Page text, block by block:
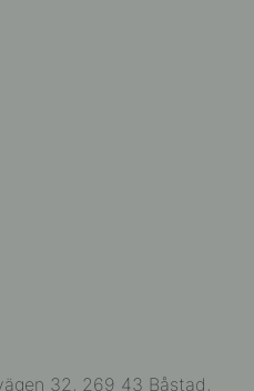
32, 269 43 Båstad,